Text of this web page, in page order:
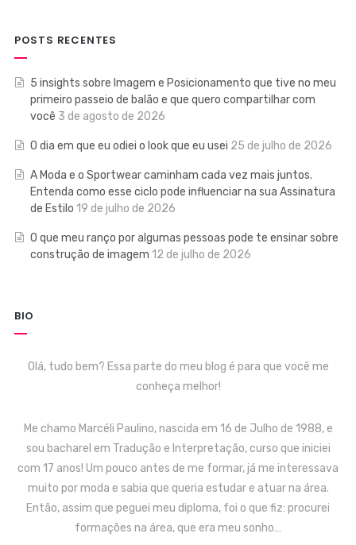
POSTS RECENTES
5 insights sobre Imagem e Posicionamento que tive no meu
primeiro passeio de balão e que quero compartilhar com
você 3 de agosto de 2026
O dia em que eu odiei o look que eu usei 25 de julho de 2026
A Moda e o Sportwear caminham cada vez mais juntos.
Entenda como esse ciclo pode influenciar na sua Assinatura
de Estilo 19 de julho de 2026
O que meu ranço por algumas pessoas pode te ensinar sobre
construção de imagem 12 de julho de 2026
BIO
Olá, tudo bem? Essa parte do meu blog é para que você me
conheça melhor!
Me chamo Marcéli Paulino, nascida em 16 de Julho de 1988, e
sou bacharel em Tradução e Interpretação, curso que iniciei
com 17 anos! Um pouco antes de me formar, já me interessava
muito por moda e sabia que queria estudar e atuar na área.
Então, assim que peguei meu diploma, foi o que fiz: procurei
formações na área, que era meu sonho…